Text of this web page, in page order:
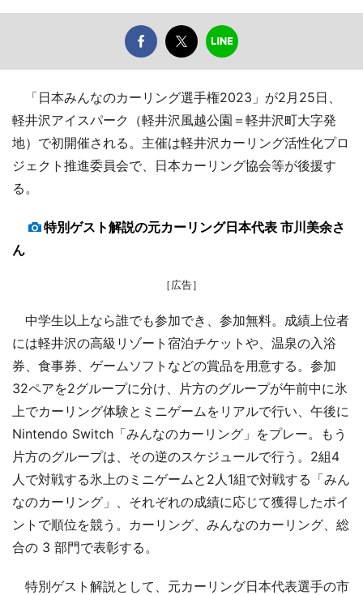
「日本みんなのカーリング選手権2023」が2月25日、
軽井沢アイスパーク（軽井沢風越公園＝軽井沢町大字発
地）で初開催される。主催は軽井沢カーリング活性化プロ
ジェクト推進委員会で、日本カーリング協会等が後援す
る。
特別ゲスト解説の元カーリング日本代表 市川美余さ
ん
［広告］
中学生以上なら誰でも参加でき、参加無料。成績上位者
には軽井沢の高級リゾート宿泊チケットや、温泉の入浴
券、食事券、ゲームソフトなどの賞品を用意する。参加
32ペアを2グループに分け、片方のグループが午前中に氷
上でカーリング体験とミニゲームをリアルで行い、午後に
Nintendo Switch「みんなのカーリング」をプレー。もう
片方のグループは、その逆のスケジュールで行う。2組4
人で対戦する氷上のミニゲームと2人1組で対戦する「みん
なのカーリング」、それぞれの成績に応じて獲得したポイ
ントで順位を競う。カーリング、みんなのカーリング、総
合の 3 部門で表彰する。
特別ゲスト解説として、元カーリング日本代表選手の市